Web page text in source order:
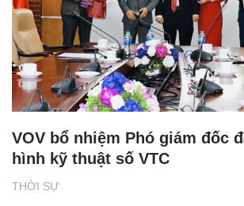
THỜI SỰ
VOV bổ nhiệm Phó giám đốc
hình kỹ thuật số VTC